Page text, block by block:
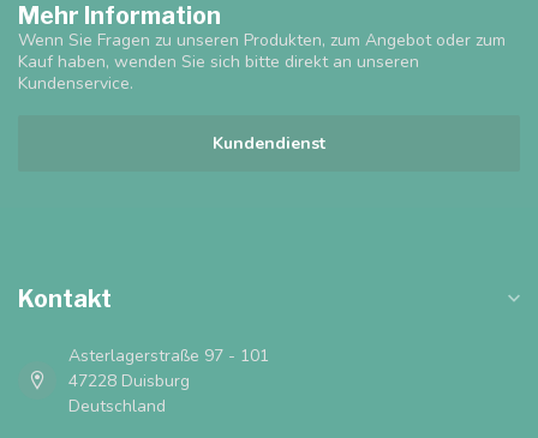
Mehr Information
Wenn Sie Fragen zu unseren Produkten, zum Angebot oder zum
Kauf haben, wenden Sie sich bitte direkt an unseren
Kundenservice.
Kundendienst
Kontakt
Asterlagerstraße 97 - 101
47228 Duisburg
Deutschland